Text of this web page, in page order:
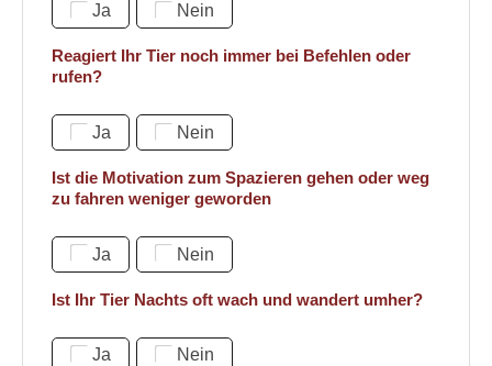
Ja Nein
Reagiert Ihr Tier noch immer bei Befehlen oder
rufen?
Ja Nein
Ist die Motivation zum Spazieren gehen oder weg
zu fahren weniger geworden
Ja Nein
Ist Ihr Tier Nachts oft wach und wandert umher?
Ja Nein